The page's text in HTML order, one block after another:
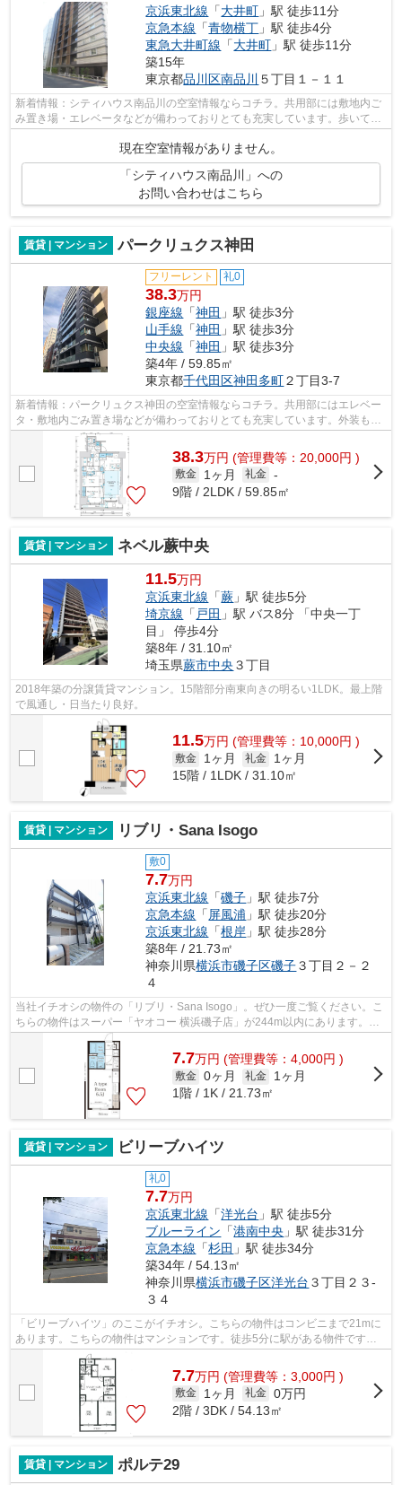
京浜東北線 「大井町 」駅 徒歩11分
京急本線 「青物横丁 」駅 徒歩4分
東急大井町線 「大井町 」駅 徒歩11分
築15年
東京都品川区南品川 ５丁目１－１１
新着情報：シティハウス南品川の空室情報ならコチラ。共用部には敷地内ご
み置き場・エレベータなどが備わっておりとても充実しています。歩いて11
現在空室情報がありません。
「シティハウス南品川」への
お問い合わせはこちら
賃貸 | マンション パークリュクス神田
フリーレント 礼0
38.3万円
銀座線 「神田 」駅 徒歩3分
山手線 「神田 」駅 徒歩3分
中央線 「神田 」駅 徒歩3分
築4年 / 59.85㎡
東京都千代田区神田多町２丁目3-7
新着情報：パークリュクス神田の空室情報ならコチラ。共用部にはエレベー
タ・敷地内ごみ置き場などが備わっておりとても充実しています。外装もお
しゃれで快適な生活をおくることがで...
38.3万円 (管理費等：20,000円 )
敷金 1ヶ月 礼金 -
9階 / 2LDK / 59.85㎡
賃貸 | マンション ネベル蕨中央
11.5万円
京浜東北線 「蕨 」駅 徒歩5分
埼京線 「 戸田 」駅 バス8分 「中央一丁
目」 停歩4分
築8年 / 31.10㎡
埼玉県蕨市中央 ３丁目
2018年築の分譲賃貸マンション。15階部分南東向きの明るい1LDK。最上階
で風通し・日当たり良好。
11.5万円 (管理費等：10,000円 )
敷金 1ヶ月 礼金
1ヶ月
15階 / 1LDK / 31.10㎡
賃貸 | マンション リブリ・Sana Isogo
敷0
7.7万円
京浜東北線 「磯子 」駅 徒歩7分
京急本線 「 屏風浦 」駅 徒歩20分
京浜東北線 「根岸 」駅 徒歩28分
築8年 / 21.73㎡
神奈川県横浜市磯子区磯子３丁目２－２
４
当社イチオシの物件の「リブリ・Sana Isogo」。ぜひ一度ご覧ください。こ
ちらの物件はスーパー「ヤオコー 横浜磯子店」が244m以内にあります。こ
ちらの物件はマンションです。築8年で...
7.7万円 (管理費等：4,000円 )
敷金 0ヶ月 礼金
1ヶ月
1階 / 1K / 21.73㎡
賃貸 | マンション ビリーブハイツ
礼0
7.7万円
京浜東北線 「洋光台 」駅 徒歩5分
ブルーライン 「港南中央 」駅 徒歩31分
京急本線 「杉田 」駅 徒歩34分
築34年 / 54.13㎡
神奈川県横浜市磯子区洋光台 ３丁目２３-
３４
「ビリーブハイツ」のここがイチオシ。こちらの物件はコンビニまで21mに
あります。こちらの物件はマンションです。徒歩5分に駅がある物件です。
あなたのライフスタイルに適した物件を...
7.7万円 (管理費等：3,000円 )
敷金 1ヶ月 礼金 0万円
2階 / 3DK / 54.13㎡
賃貸 | マンション ポルテ29